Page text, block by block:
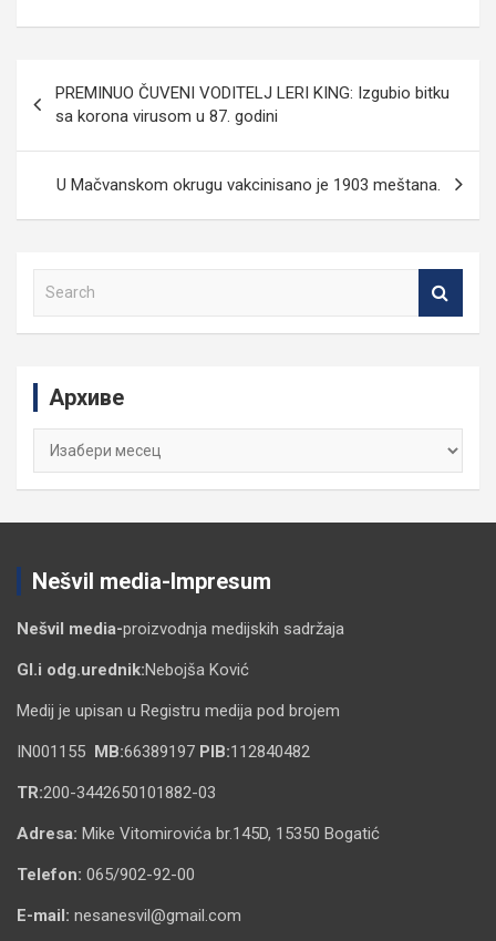
чланка
PREMINUO ČUVENI VODITELJ LERI KING: Izgubio bitku
sa korona virusom u 87. godini
U Mačvanskom okrugu vakcinisano je 1903 meštana.
Архиве
Архиве
Nešvil media-Impresum
Nešvil media-proizvodnja medijskih sadržaja
Gl.i odg.urednik:Nebojša Ković
Medij je upisan u Registru medija pod brojem
IN001155 MB:66389197 PIB:112840482
TR:200-3442650101882-03
Adresa: Mike Vitomirovića br.145D, 15350 Bogatić
Telefon: 065/902-92-00
E-mail: nesanesvil@gmail.com